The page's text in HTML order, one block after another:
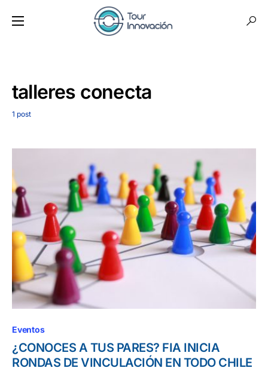
talleres conecta
1 post
Eventos
¿CONOCES A TUS PARES? FIA INICIA
RONDAS DE VINCULACIÓN EN TODO CHILE